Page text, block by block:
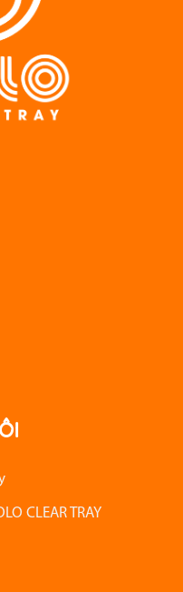
CLEAR TRAY